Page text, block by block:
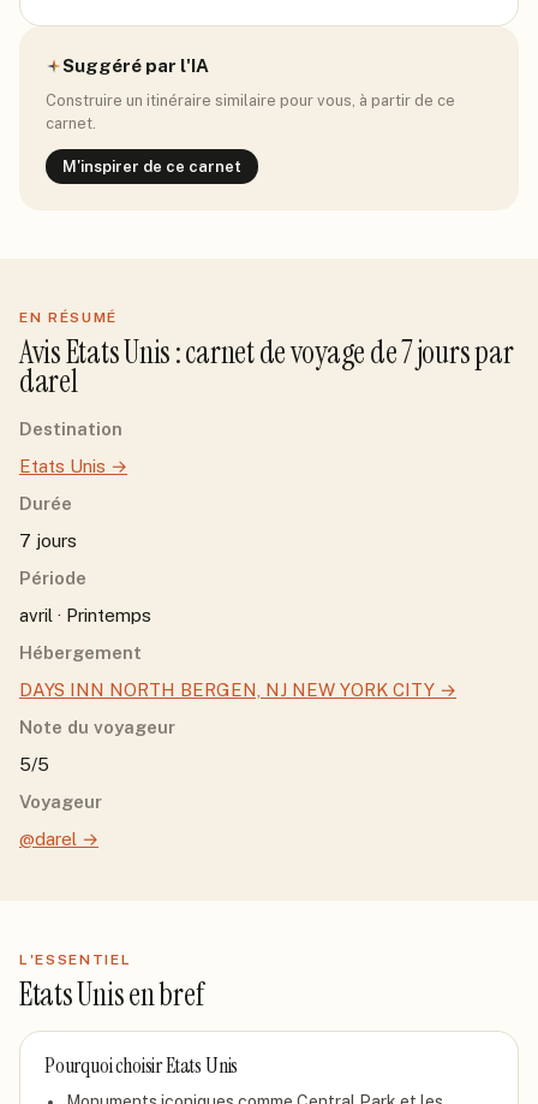
Suggéré par l'IA
Construire un itinéraire similaire pour vous, à partir de ce
carnet.
M'inspirer de ce carnet
EN RÉSUMÉ
AvisEtats Unis: carnet de voyage de7jourspar
darel
Destination
Etats Unis →
Durée
7 jours
Période
avril · Printemps
Hébergement
DAYS INN NORTH BERGEN, NJ NEW YORK CITY →
Note du voyageur
5/5
Voyageur
@darel →
L'ESSENTIEL
Etats Unisen bref
Pourquoi choisirEtats Unis